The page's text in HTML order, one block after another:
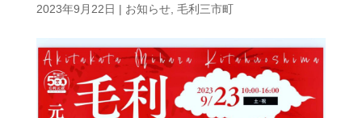
2023年9月22日 | お知らせ, 毛利三市町